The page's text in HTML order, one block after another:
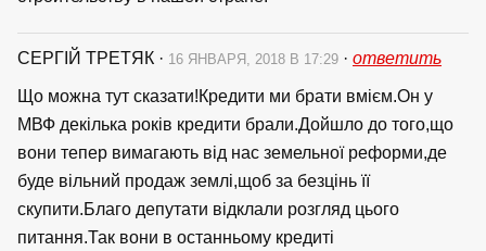
СЕРГІЙ ТРЕТЯК · 16 ЯНВАРЯ, 2018 В 17:29 · ответить
Що можна тут сказати!Кредити ми брати вмієм.Он у
МВФ декілька років кредити брали.Дойшло до того,що
вони тепер вимагають від нас земельної реформи,де
буде вільний продаж землі,щоб за безцінь її
скупити.Благо депутати відклали розгляд цього
питання.Так вони в останньому кредиті